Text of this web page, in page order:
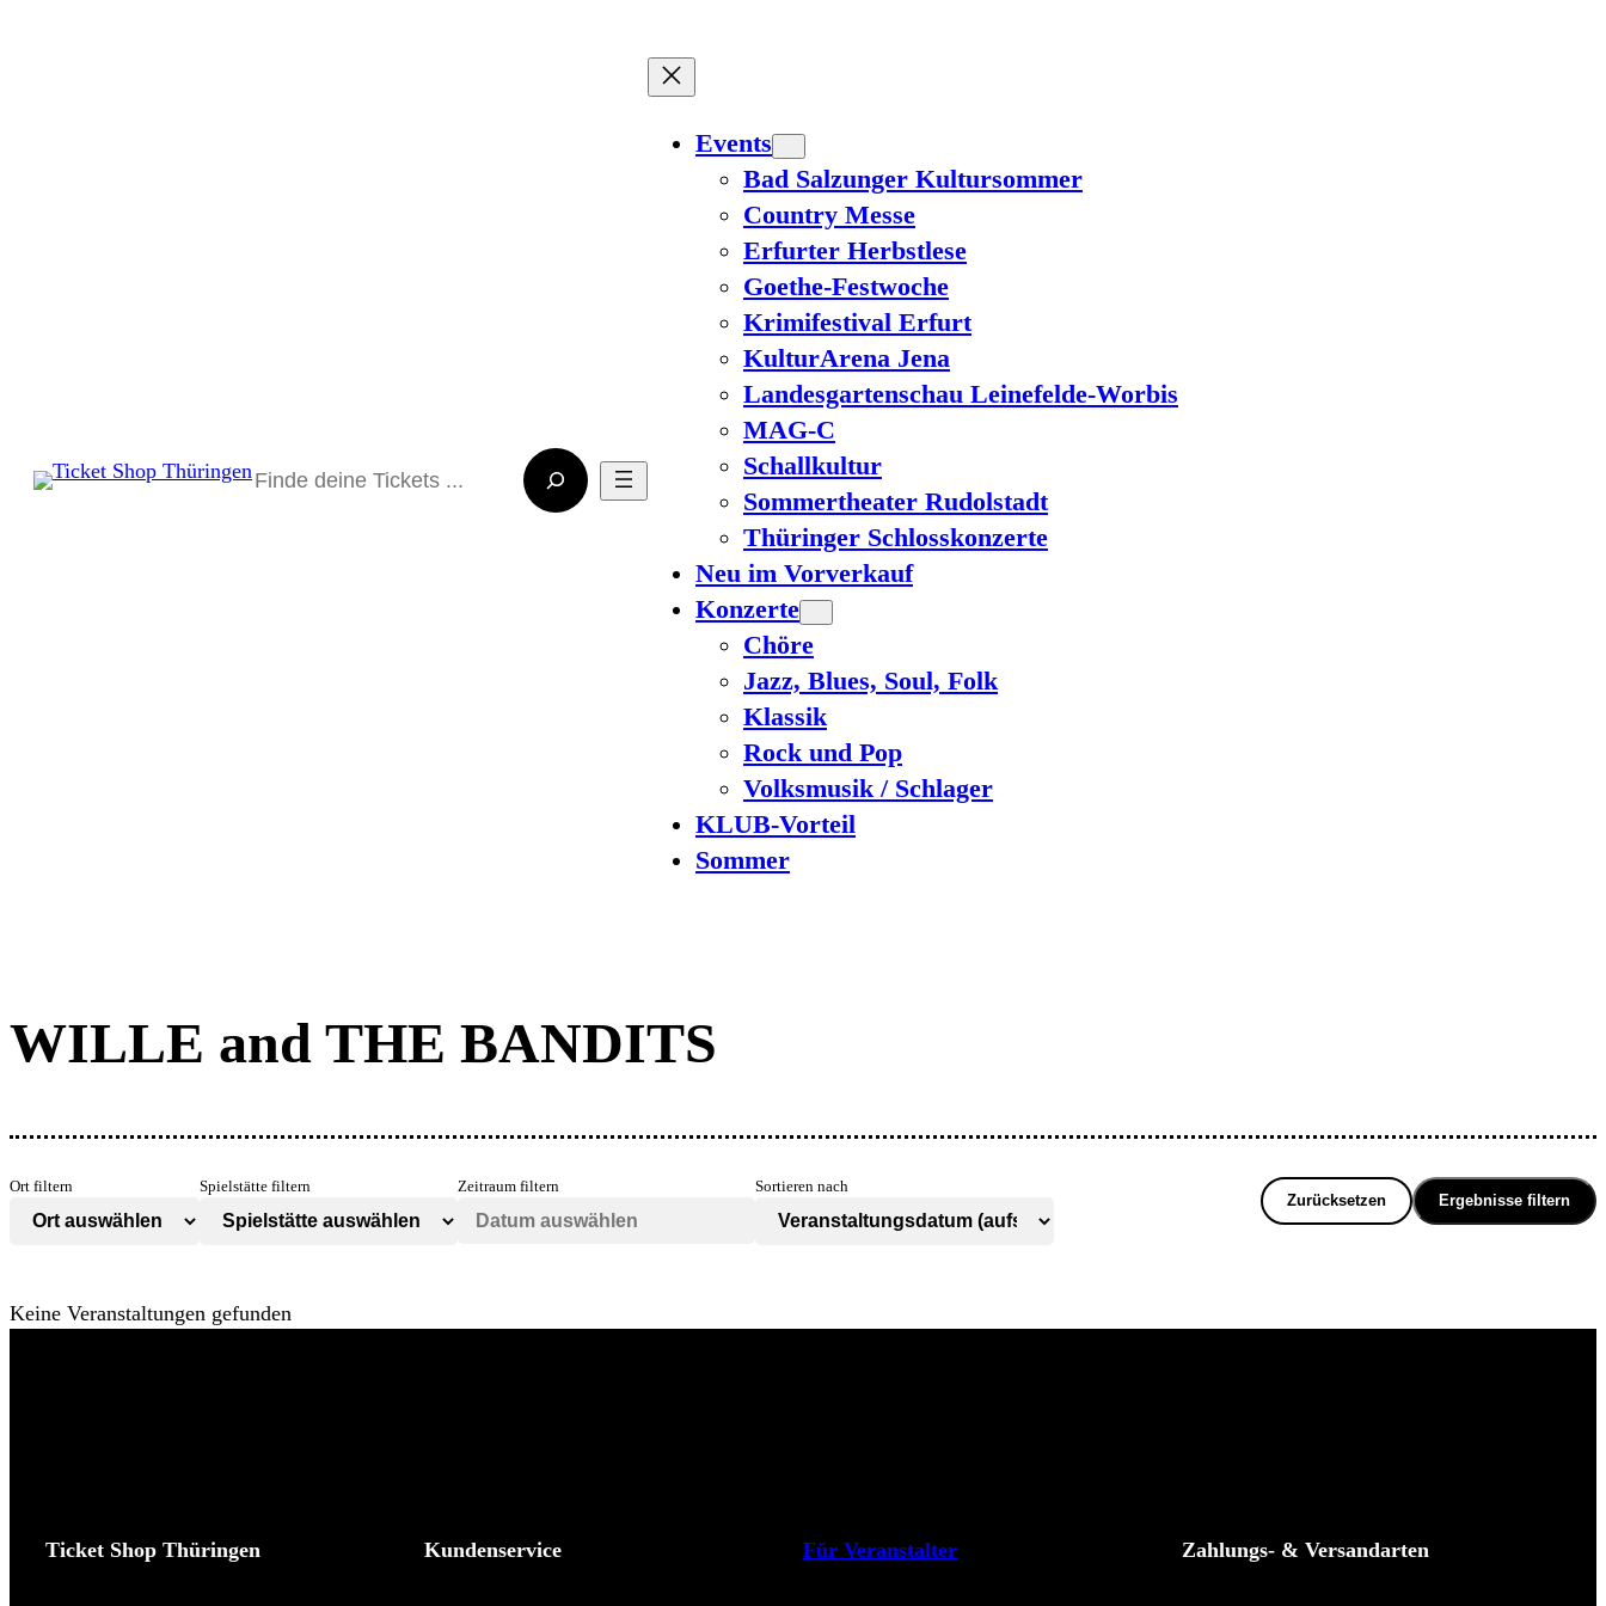
Events
Bad Salzunger Kultursommer
Country Messe
Erfurter Herbstlese
Goethe-Festwoche
Krimifestival Erfurt
KulturArena Jena
Landesgartenschau Leinefelde-Worbis
MAG-C
Schallkultur
Sommertheater Rudolstadt
Thüringer Schlosskonzerte
Neu im Vorverkauf
Konzerte
Chöre
Jazz, Blues, Soul, Folk
Klassik
Rock und Pop
Volksmusik / Schlager
KLUB-Vorteil
Sommer
WILLE and THE BANDITS
Ort filtern Spielstätte filtern Zeitraum filtern Sortieren nach
Zurücksetzen Ergebnisse filtern
Keine Veranstaltungen gefunden
Ticket Shop Thüringen Kundenservice Für Veranstalter Zahlungs- & Versandarten